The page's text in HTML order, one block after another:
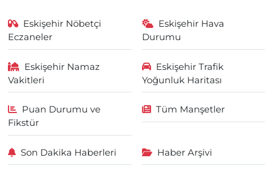
Eskişehir Nöbetçi
Eczaneler
Eskişehir Hava
Durumu
Eskişehir Namaz
Vakitleri
Eskişehir Trafik
Yoğunluk Haritası
Puan Durumu ve
Fikstür
Tüm Manşetler
Son Dakika Haberleri Haber Arşivi